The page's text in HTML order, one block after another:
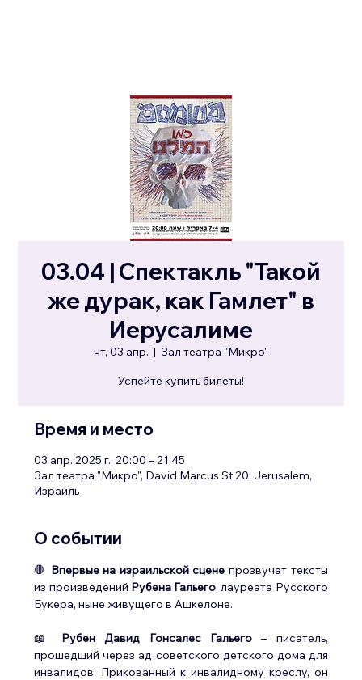
03.04 | Спектакль "Такой
же дурак, как Гамлет" в
Иерусалиме
чт, 03 апр.
  |
Зал театра "Микро"
Успейте купить билеты!
Время и место
03 апр. 2025 г., 20:00 – 21:45
Зал театра "Микро", David Marcus St 20, Jerusalem,
Израиль
О событии
🛑 Впервые на израильской сцене прозвучат тексты
из произведений Рубена Гальего, лауреата Русского
Букера, ныне живущего в Ашкелоне.
📖 Рубен Давид Гонсалес Гальего – писатель,
прошедший через ад советского детского дома для
инвалидов. Прикованный к инвалидному креслу, он